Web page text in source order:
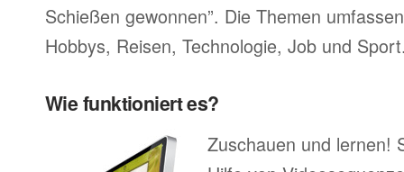
Schießen gewonnen”. Die Themen
Hobbys, Reisen, Technologie, Job und
Wie funktioniert es?
Zuschauen und lernen!